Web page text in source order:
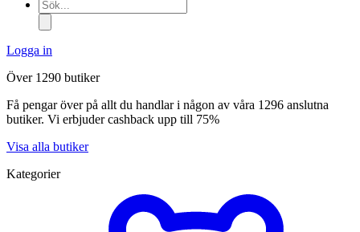
Sök...
Logga in
Över 1290 butiker
Få pengar över på allt du handlar i någon av våra 1296 anslutna
butiker. Vi erbjuder cashback upp till 75%
Visa alla butiker
Kategorier